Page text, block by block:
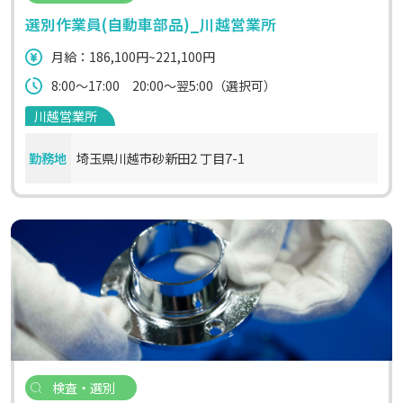
選別作業員(自動車部品)_川越営業所
月給：186,100円~221,100円
8:00～17:00 20:00～翌5:00（選択可）
川越営業所
勤務地 埼玉県川越市砂新田2 丁目7-1
検査・選別